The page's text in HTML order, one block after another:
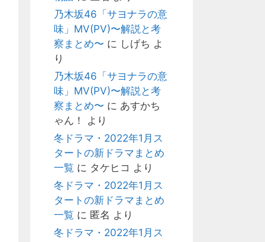
乃木坂46「サヨナラの意
味」MV(PV)〜解説と考
察まとめ〜 に しげち よ
り
乃木坂46「サヨナラの意
味」MV(PV)〜解説と考
察まとめ〜 に あすかち
ゃん！
より
冬ドラマ・2022年1月ス
タートの新ドラマまとめ
一覧 に タケヒコ より
冬ドラマ・2022年1月ス
タートの新ドラマまとめ
一覧 に 匿名 より
冬ドラマ・2022年1月ス